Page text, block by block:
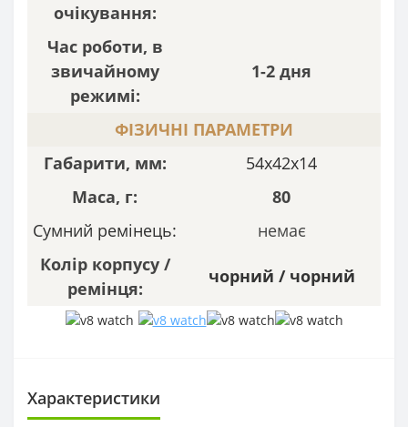
очікування:
Час роботи, в
звичайному
режимі:
1-2 дня
ФІЗИЧНІ ПАРАМЕТРИ
Габарити, мм:
54x42x14
Маса, г:
80
Сумний ремінець:
немає
Колір корпусу /
ремінця:
чорний / чорний
Характеристики